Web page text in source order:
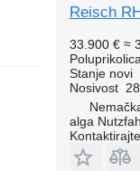
Reisch
33.900 € ≈
Stanjenovi
Nosivost
alga